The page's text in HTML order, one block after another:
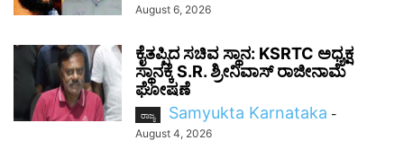
August 6, 2026
ಕೈತಪ್ಪಿದ ಸಚಿವ ಸ್ಥಾನ: KSRTC ಅಧ್ಯಕ್ಷ
ಸ್ಥಾನಕ್ಕೆ S.R. ಶ್ರೀನಿವಾಸ್ ರಾಜೀನಾಮೆ
ಘೋಷಣೆ
ರಾಜ್ಯ Samyukta Karnataka -
August 4, 2026